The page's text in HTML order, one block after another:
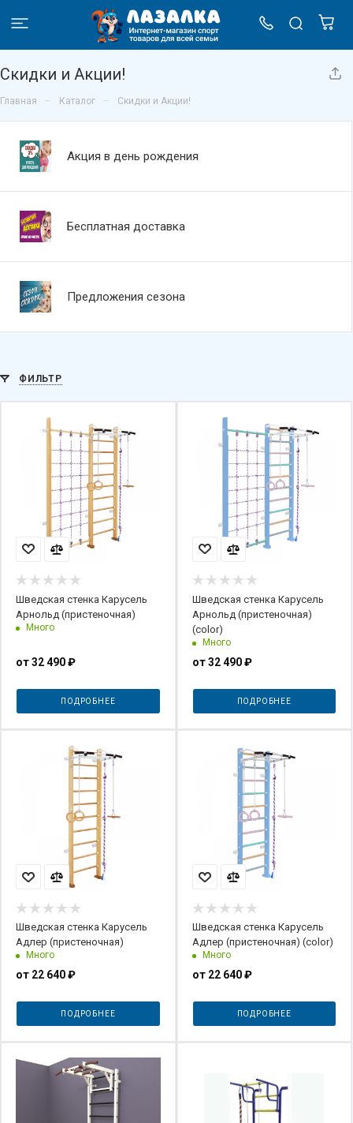
Скидки и Акции!
Главная – Каталог – Скидки и Акции!
Акция в день рождения
Бесплатная доставка
Предложения сезона
ФИЛЬТР
Шведская стенка Карусель
Арнольд (пристеночная)
Много
от32 490 ₽
ПОДРОБНЕЕ
Шведская стенка Карусель
Арнольд (пристеночная)
(color)
Много
от32 490 ₽
ПОДРОБНЕЕ
Шведская стенка Карусель
Адлер (пристеночная)
Много
от 22 640 ₽
ПОДРОБНЕЕ
Шведская стенка Карусель
Адлер (пристеночная) (color)
Много
от 22 640 ₽
ПОДРОБНЕЕ